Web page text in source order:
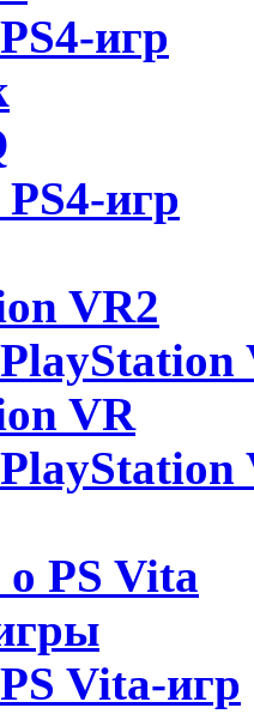
игр
игр
VR2
VR
PS Vita
Vita-игр